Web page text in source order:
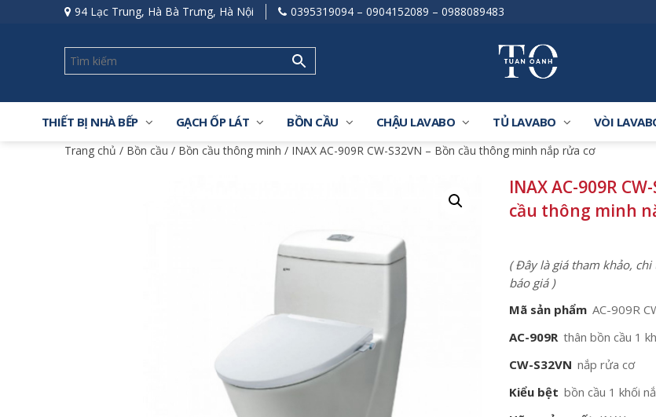
94 Lạc Trung, Hà Bà Trưng, Hà Nội 0395319094 – 0904152089 – 0988089483
THIẾT BỊ NHÀ BẾP GẠCH ỐP LÁT BỒN CẦU CHẬU LAVABO TỦ LAVABO VÒI
Trang chủ / Bồn cầu / Bồn cầu thông minh / INAX AC-909R CW-S32VN – Bồn cầu thông minh nắp rửa cơ
INAX AC-909R
cầu thông minh
( Đây là giá tham khảo,
báo giá )
Mã sản phẩm AC-909R
AC-909R thân bồn cầu 1
CW-S32VN nắp rửa cơ
Kiểu bệt bồn cầu 1 khối